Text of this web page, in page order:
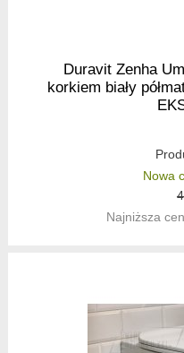
Duravit Zenha
korkiem biały
Nowa
Najniższa